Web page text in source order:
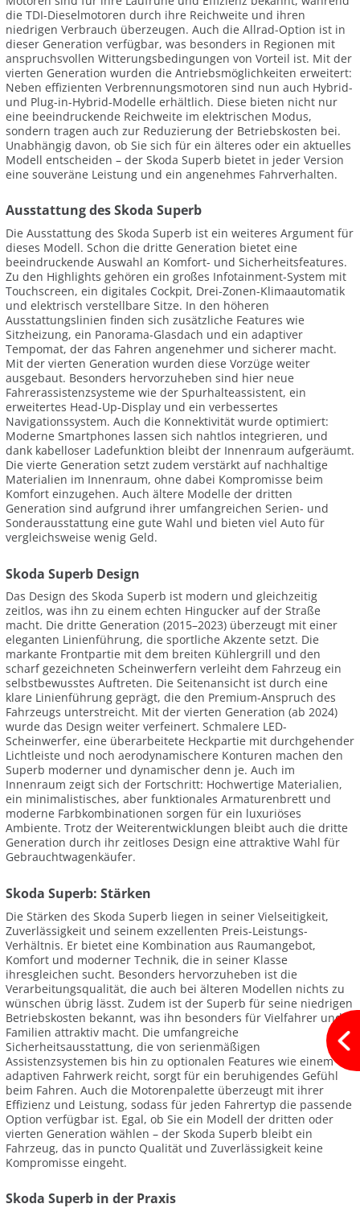
die TDI-Dieselmotoren durch ihre Reichweite und ihren
niedrigen Verbrauch überzeugen. Auch die Allrad-Option ist in
dieser Generation verfügbar, was besonders in Regionen mit
anspruchsvollen Witterungsbedingungen von Vorteil ist. Mit der
vierten Generation wurden die Antriebsmöglichkeiten erweitert:
Neben effizienten Verbrennungsmotoren sind nun auch Hybrid-
und Plug-in-Hybrid-Modelle erhältlich. Diese bieten nicht nur
eine beeindruckende Reichweite im elektrischen Modus,
sondern tragen auch zur Reduzierung der Betriebskosten bei.
Unabhängig davon, ob Sie sich für ein älteres oder ein aktuelles
Modell entscheiden – der Skoda Superb bietet in jeder Version
eine souveräne Leistung und ein angenehmes Fahrverhalten.
Ausstattung des Skoda Superb
Die Ausstattung des Skoda Superb ist ein weiteres Argument für
dieses Modell. Schon die dritte Generation bietet eine
beeindruckende Auswahl an Komfort- und Sicherheitsfeatures.
Zu den Highlights gehören ein großes Infotainment-System mit
Touchscreen, ein digitales Cockpit, Drei-Zonen-Klimaautomatik
und elektrisch verstellbare Sitze. In den höheren
Ausstattungslinien finden sich zusätzliche Features wie
Sitzheizung, ein Panorama-Glasdach und ein adaptiver
Tempomat, der das Fahren angenehmer und sicherer macht.
Mit der vierten Generation wurden diese Vorzüge weiter
ausgebaut. Besonders hervorzuheben sind hier neue
Fahrerassistenzsysteme wie der Spurhalteassistent, ein
erweitertes Head-Up-Display und ein verbessertes
Navigationssystem. Auch die Konnektivität wurde optimiert:
Moderne Smartphones lassen sich nahtlos integrieren, und
dank kabelloser Ladefunktion bleibt der Innenraum aufgeräumt.
Die vierte Generation setzt zudem verstärkt auf nachhaltige
Materialien im Innenraum, ohne dabei Kompromisse beim
Komfort einzugehen. Auch ältere Modelle der dritten
Generation sind aufgrund ihrer umfangreichen Serien- und
Sonderausstattung eine gute Wahl und bieten viel Auto für
vergleichsweise wenig Geld.
Skoda Superb Design
Das Design des Skoda Superb ist modern und gleichzeitig
zeitlos, was ihn zu einem echten Hingucker auf der Straße
macht. Die dritte Generation (2015–2023) überzeugt mit einer
eleganten Linienführung, die sportliche Akzente setzt. Die
markante Frontpartie mit dem breiten Kühlergrill und den
scharf gezeichneten Scheinwerfern verleiht dem Fahrzeug ein
selbstbewusstes Auftreten. Die Seitenansicht ist durch eine
klare Linienführung geprägt, die den Premium-Anspruch des
Fahrzeugs unterstreicht. Mit der vierten Generation (ab 2024)
wurde das Design weiter verfeinert. Schmalere LED-
Scheinwerfer, eine überarbeitete Heckpartie mit durchgehender
Lichtleiste und noch aerodynamischere Konturen machen den
Superb moderner und dynamischer denn je. Auch im
Innenraum zeigt sich der Fortschritt: Hochwertige Materialien,
ein minimalistisches, aber funktionales Armaturenbrett und
moderne Farbkombinationen sorgen für ein luxuriöses
Ambiente. Trotz der Weiterentwicklungen bleibt auch die dritte
Generation durch ihr zeitloses Design eine attraktive Wahl für
Gebrauchtwagenkäufer.
Skoda Superb: Stärken
Die Stärken des Skoda Superb liegen in seiner Vielseitigkeit,
Zuverlässigkeit und seinem exzellenten Preis-Leistungs-
Verhältnis. Er bietet eine Kombination aus Raumangebot,
Komfort und moderner Technik, die in seiner Klasse
ihresgleichen sucht. Besonders hervorzuheben ist die
Verarbeitungsqualität, die auch bei älteren Modellen nichts zu
wünschen übrig lässt. Zudem ist der Superb für seine niedrigen
Betriebskosten bekannt, was ihn besonders für Vielfahrer und
Familien attraktiv macht. Die umfangreiche
Sicherheitsausstattung, die von serienmäßigen
Assistenzsystemen bis hin zu optionalen Features wie einem
adaptiven Fahrwerk reicht, sorgt für ein beruhigendes Gefühl
beim Fahren. Auch die Motorenpalette überzeugt mit ihrer
Effizienz und Leistung, sodass für jeden Fahrertyp die passende
Option verfügbar ist. Egal, ob Sie ein Modell der dritten oder
vierten Generation wählen – der Skoda Superb bleibt ein
Fahrzeug, das in puncto Qualität und Zuverlässigkeit keine
Kompromisse eingeht.
Skoda Superb in der Praxis